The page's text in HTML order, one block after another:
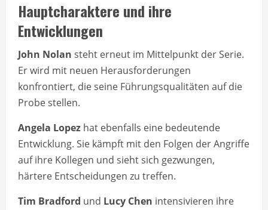
Hauptcharaktere und ihre
Entwicklungen
John Nolan steht erneut im Mittelpunkt der Serie.
Er wird mit neuen Herausforderungen
konfrontiert, die seine Führungsqualitäten auf die
Probe stellen.
Angela Lopez hat ebenfalls eine bedeutende
Entwicklung. Sie kämpft mit den Folgen der Angriffe
auf ihre Kollegen und sieht sich gezwungen,
härtere Entscheidungen zu treffen.
Tim Bradford und Lucy Chen intensivieren ihre